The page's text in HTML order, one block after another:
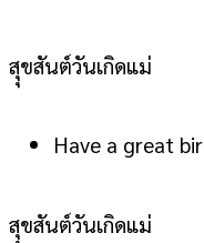
สุุขสันต์วันเกิดแม่
Have a great
สุุขสันต์วันเกิดแม่